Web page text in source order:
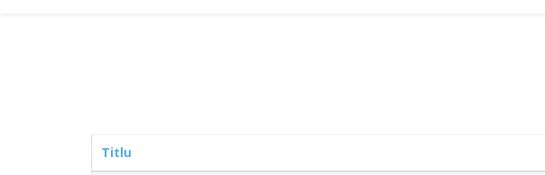
Titlu